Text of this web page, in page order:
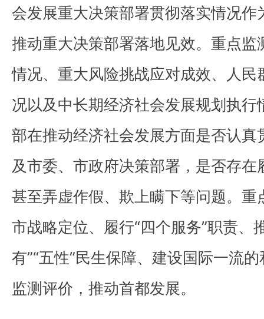
会发展重大决策部署贯彻落实情况
推动重大决策部署落地见效。重点
情况、重大风险挑战应对成效、人
况以及中长期经济社会发展规划执
部在推动经济社会发展方面是否认
及市委、市政府决策部署，是否存
甚至弄虚作假、欺上瞒下等问题。重
市战略定位、履行“四个服务”职责、
有”“五性”民生保障、建设国际一流
监测评价，推动首都发展。